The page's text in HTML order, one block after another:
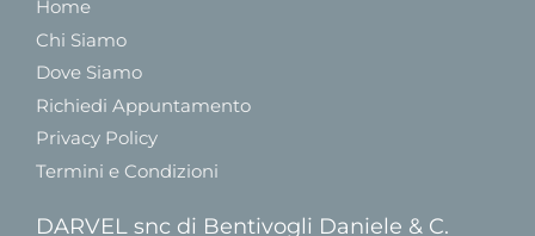
Home
Chi Siamo
Dove Siamo
Richiedi Appuntamento
Privacy Policy
Termini e Condizioni
DARVEL snc di Bentivogli Daniele & C.